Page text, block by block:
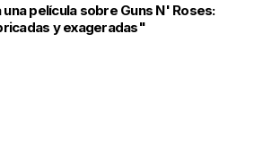
película sobre Guns N' Roses:
y exageradas"